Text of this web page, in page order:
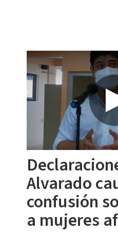
Alvarado
confusión
a mujeres